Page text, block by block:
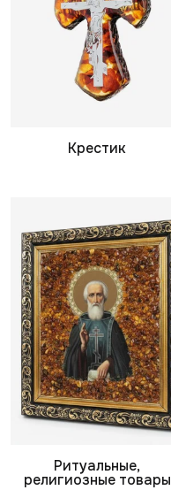
Крестик
Ритуальные,
религиозные товары